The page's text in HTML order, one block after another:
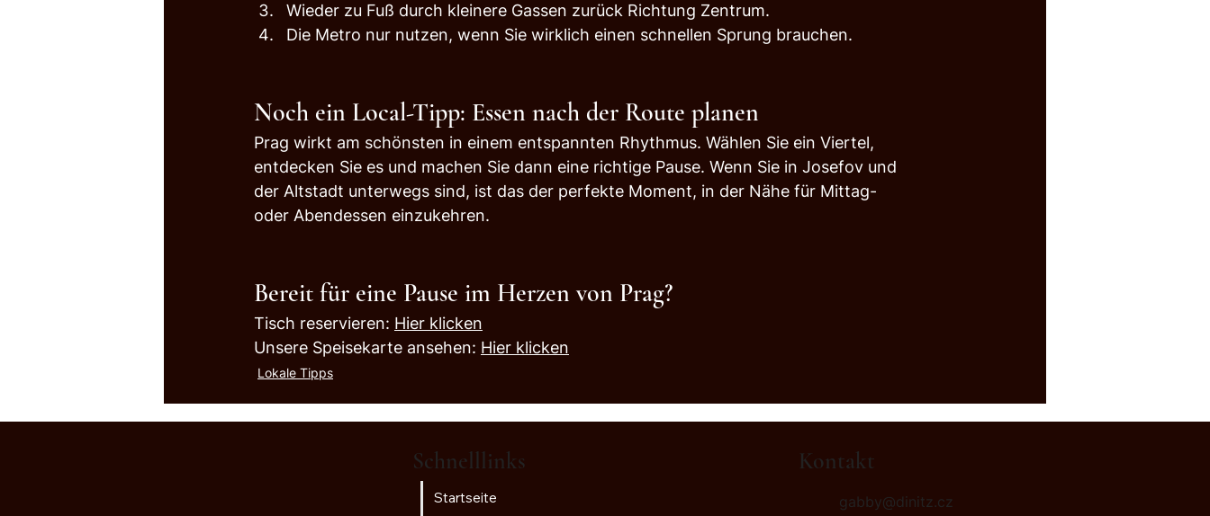
Wieder zu Fuß durch kleinere Gassen zurück Richtung Zentrum.
Die Metro nur nutzen, wenn Sie wirklich einen schnellen Sprung brauchen.
Noch ein Local-Tipp: Essen nach der Route planen
Prag wirkt am schönsten in einem entspannten Rhythmus. Wählen Sie ein Viertel,
entdecken Sie es und machen Sie dann eine richtige Pause. Wenn Sie in Josefov und
der Altstadt unterwegs sind, ist das der perfekte Moment, in der Nähe für Mittag-
oder Abendessen einzukehren.
Bereit für eine Pause im Herzen von Prag?
Tisch reservieren: Hier klicken
Unsere Speisekarte ansehen: Hier klicken
Lokale Tipps
Kontakt
gabby@dinitz.cz
Schnelllinks
Startseite